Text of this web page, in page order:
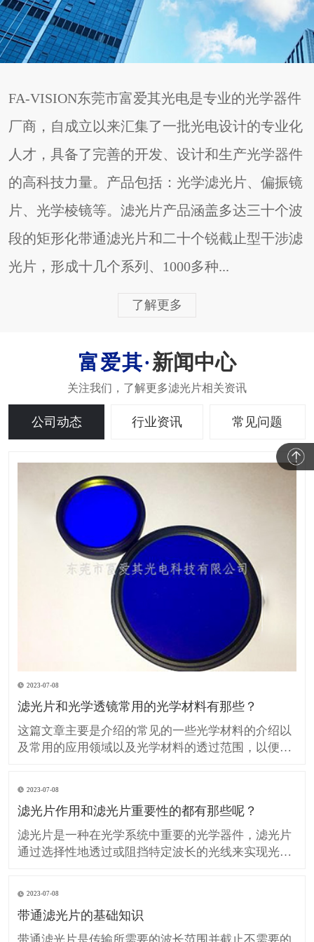
FA-VISION东莞市富爱其光电是专业的光学器件
厂商，自成立以来汇集了一批光电设计的专业化
人才，具备了完善的开发、设计和生产光学器件
的高科技力量。产品包括：光学滤光片、偏振镜
片、光学棱镜等。滤光片产品涵盖多达三十个波
段的矩形化带通滤光片和二十个锐截止型干涉滤
光片，形成十几个系列、1000多种...
了解更多
新闻中心
公司动态 行业资讯 常见问题
2023-07-08
滤光片和光学透镜常用的光学材料有那些？
这篇文章主要是介绍的常见的一些光学材料的介绍以
及常用的应用领域以及光学材料的透过范围，以便在
膨胀系数较大，不推荐用于温度敏感的领域应用，在
可见光
2023-07-08
滤光片作用和滤光片重要性的都有那些呢？
滤光片是一种在光学系统中重要的光学器件，滤光片
通过选择性地透过或阻挡特定波长的光线来实现光的
片对光的控制和调节： 滤光片可以选择性地透过或阻
挡特
2023-07-08
带通滤光片的基础知识